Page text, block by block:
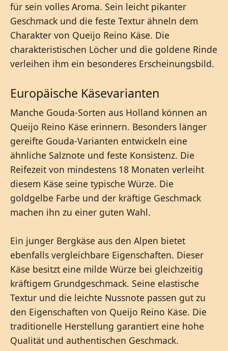
für sein volles Aroma. Sein leicht pikanter
Geschmack und die feste Textur ähneln dem
Charakter von Queijo Reino Käse. Die
charakteristischen Löcher und die goldene Rinde
verleihen ihm ein besonderes Erscheinungsbild.
Europäische Käsevarianten
Manche Gouda-Sorten aus Holland können an
Queijo Reino Käse erinnern. Besonders länger
gereifte Gouda-Varianten entwickeln eine
ähnliche Salznote und feste Konsistenz. Die
Reifezeit von mindestens 18 Monaten verleiht
diesem Käse seine typische Würze. Die
goldgelbe Farbe und der kräftige Geschmack
machen ihn zu einer guten Wahl.
Ein junger Bergkäse aus den Alpen bietet
ebenfalls vergleichbare Eigenschaften. Dieser
Käse besitzt eine milde Würze bei gleichzeitig
kräftigem Grundgeschmack. Seine elastische
Textur und die leichte Nussnote passen gut zu
den Eigenschaften von Queijo Reino Käse. Die
traditionelle Herstellung garantiert eine hohe
Qualität und authentischen Geschmack.